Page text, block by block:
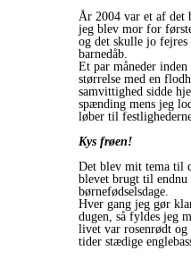
År 2004 var et af
jeg blev mor for
og det skulle jo fejres
barnedåb.
Et par måneder
størrelse med en
samvittighed sidde
spænding mens jeg
løber til
Kys frøen!
Det blev mit tema til
blevet brugt til endnu
børnefødselsdage.
Hver gang jeg gør
dugen, så fyldes jeg
livet var rosenrødt og
tider stædige